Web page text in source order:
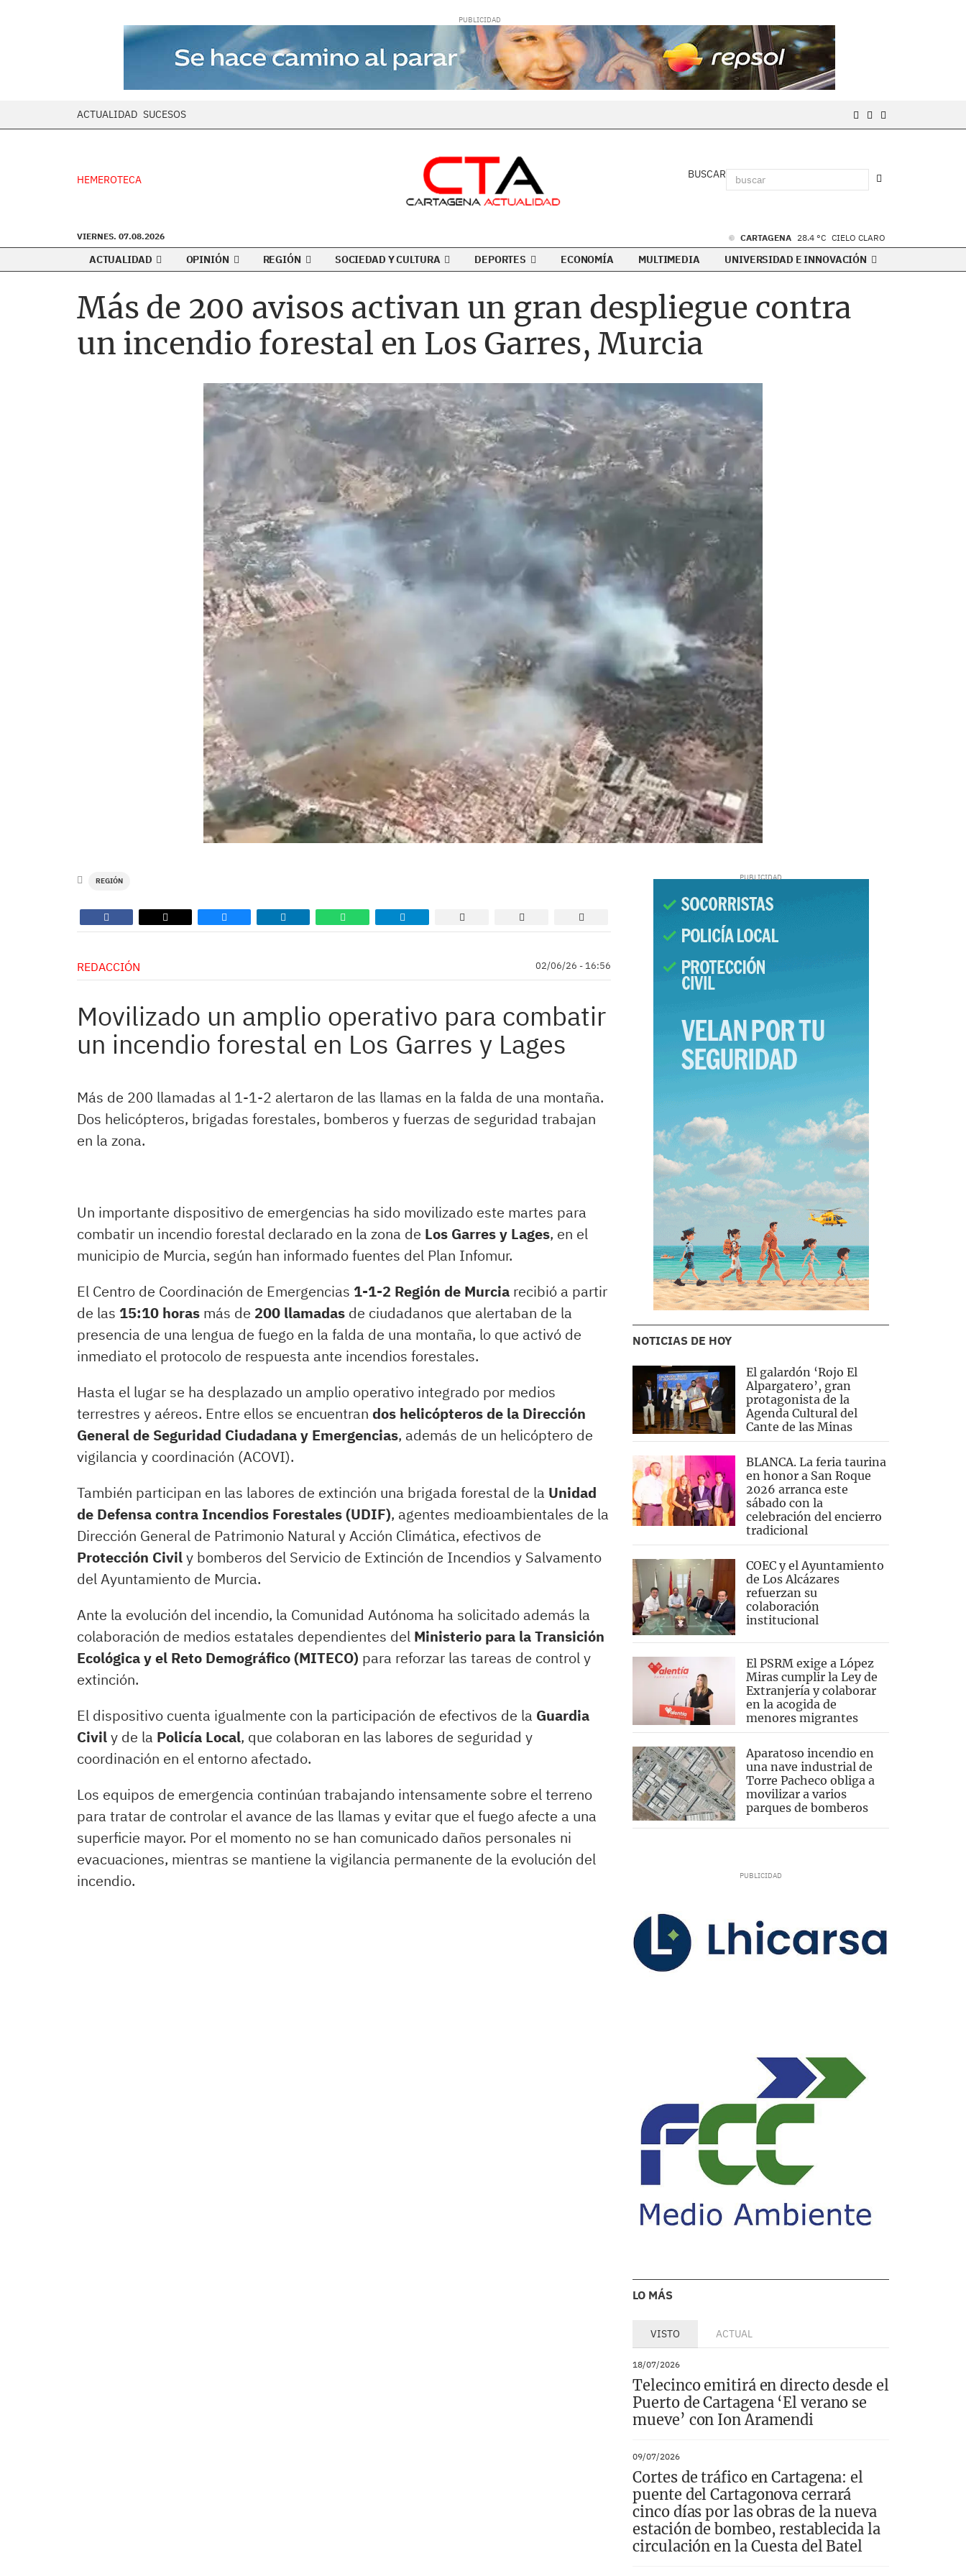
ACTUALIDAD SUCESOS
HEMEROTECA BUSCAR
VIERNES. 07.08.2026 CARTAGENA 28.4 °C CIELO CLARO
ACTUALIDAD OPINIÓN REGIÓN SOCIEDAD Y CULTURA DEPORTES ECONOMÍA MULTIMEDIA UNIVERSIDAD E INNOVACIÓN
Más de 200 avisos activan un gran despliegue contra
un incendio forestal en Los Garres, Murcia
REGIÓN
REDACCIÓN 02/06/26 - 16:56
Movilizado un amplio operativo para combatir
un incendio forestal en Los Garres y Lages
Más de 200 llamadas al 1-1-2 alertaron de las llamas en la falda de una montaña.
Dos helicópteros, brigadas forestales, bomberos y fuerzas de seguridad trabajan
en la zona.
Un importante dispositivo de emergencias ha sido movilizado este martes para
combatir un incendio forestal declarado en la zona de Los Garres y Lages, en el
municipio de Murcia, según han informado fuentes del Plan Infomur.
El Centro de Coordinación de Emergencias 1-1-2 Región de Murcia recibió a partir
de las 15:10 horas más de 200 llamadas de ciudadanos que alertaban de la
presencia de una lengua de fuego en la falda de una montaña, lo que activó de
inmediato el protocolo de respuesta ante incendios forestales.
Hasta el lugar se ha desplazado un amplio operativo integrado por medios
terrestres y aéreos. Entre ellos se encuentran dos helicópteros de la Dirección
General de Seguridad Ciudadana y Emergencias, además de un helicóptero de
vigilancia y coordinación (ACOVI).
También participan en las labores de extinción una brigada forestal de la Unidad
de Defensa contra Incendios Forestales (UDIF), agentes medioambientales de la
Dirección General de Patrimonio Natural y Acción Climática, efectivos de
Protección Civily bomberos del Servicio de Extinción de Incendios y Salvamento
del Ayuntamiento de Murcia.
Ante la evolución del incendio, la Comunidad Autónoma ha solicitado además la
colaboración de medios estatales dependientes del Ministerio para la Transición
Ecológica y el Reto Demográfico (MITECO) para reforzar las tareas de control y
extinción.
El dispositivo cuenta igualmente con la participación de efectivos de la Guardia
Civily de la Policía Local, que colaboran en las labores de seguridad y
coordinación en el entorno afectado.
Los equipos de emergencia continúan trabajando intensamente sobre el terreno
para tratar de controlar el avance de las llamas y evitar que el fuego afecte a una
superficie mayor. Por el momento no se han comunicado daños personales ni
evacuaciones, mientras se mantiene la vigilancia permanente de la evolución del
incendio.
NOTICIAS DE HOY
El galardón ‘Rojo El
Alpargatero’, gran
protagonista de la
Agenda Cultural del
Cante de las Minas
BLANCA. La feria taurina
en honor a San Roque
2026 arranca este
sábado con la
celebración del encierro
tradicional
COEC y el Ayuntamiento
de Los Alcázares
refuerzan su
colaboración
institucional
El PSRM exige a López
Miras cumplir la Ley de
Extranjería y colaborar
en la acogida de
menores migrantes
Aparatoso incendio en
una nave industrial de
Torre Pacheco obliga a
movilizar a varios
parques de bomberos
LO MÁS
VISTO ACTUAL
18/07/2026
Telecinco emitirá en directo desde el
Puerto de Cartagena ‘El verano se
mueve’ con Ion Aramendi
09/07/2026
Cortes de tráfico en Cartagena: el
puente del Cartagonova cerrará
cinco días por las obras de la nueva
estación de bombeo, restablecida la
circulación en la Cuesta del Batel